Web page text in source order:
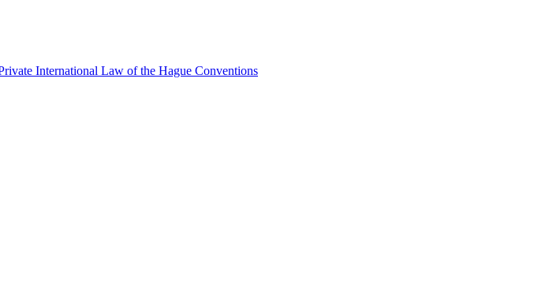
International Law of the Hague Conventions